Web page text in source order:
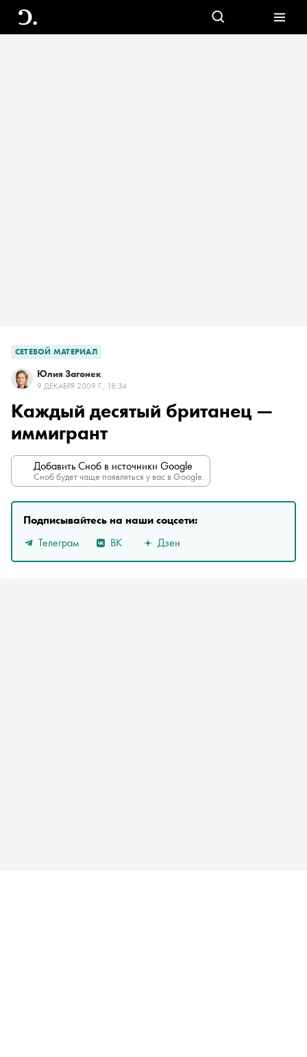
СЕТЕВОЙ МАТЕРИАЛ
Юлия Загонек
9 ДЕКАБРЯ 2009 Г., 18:34
Каждый десятый британец —
иммигрант
Добавить Сноб в источники Google
Сноб будет чаще появляться у вас в Google.
Подписывайтесь на наши соцсети:
Телеграм
ВК Дзен